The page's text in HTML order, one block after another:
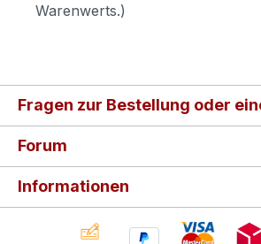
Warenwerts.)
Fragen zur Bestellung oder
Forum
Informationen